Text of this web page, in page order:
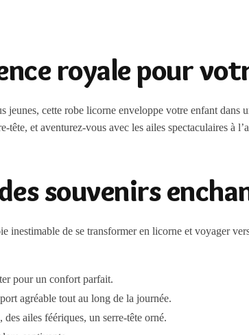
royale pour
jeunes, cette robe licorne enveloppe votre enfant
tête, et aventurez-vous avec les ailes spectaculaires à
souvenirs
inestimable de se transformer en licorne et voyager
pour un confort parfait.
agréable tout au long de la journée.
des ailes féériques, un serre-tête orné.